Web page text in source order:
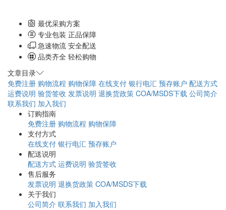
最优采购方案
专业包装 正品保障
急速物流 安全配送
品类齐全 轻松购物
文章目录
免费注册 购物流程 购物保障 在线支付 银行电汇 预存账户 配送方式
运费说明 验货签收 发票说明 退换货政策 COA/MSDS下载 公司简介
联系我们 加入我们
订购指南
免费注册 购物流程 购物保障
支付方式
在线支付 银行电汇 预存账户
配送说明
配送方式 运费说明 验货签收
售后服务
发票说明 退换货政策 COA/MSDS下载
关于我们
公司简介 联系我们 加入我们